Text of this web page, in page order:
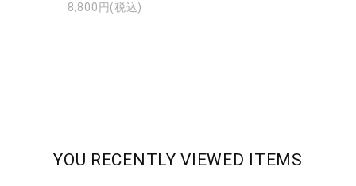
8,800円(税込)
YOU RECENTLY VIEWED ITEMS